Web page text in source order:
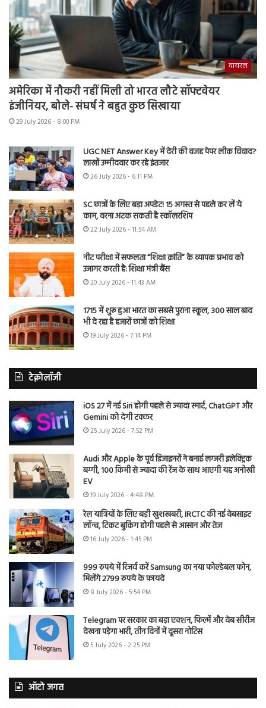
वायरल
अमेरिका में नौकरी नहीं मिली तो भारत लौटे सॉफ्टवेयर
इंजीनियर, बोले- संघर्ष ने बहुत कुछ सिखाया
29 July 2026 - 8:00 PM
UGC NET Answer Key में देरी की वजह पेपर लीक विवाद?
लाखों उम्मीदवार कर रहे इंतजार
26 July 2026 - 6:11 PM
SC छात्रों के लिए बड़ा अपडेट! 15 अगस्त से पहले कर लें ये
काम, वरना अटक सकती है स्कॉलरशिप
22 July 2026 - 11:54 AM
नीट परीक्षा में सफलता “शिक्षा क्रांति” के व्यापक प्रभाव को
उजागर करती है: शिक्षा मंत्री बैंस
20 July 2026 - 11:43 AM
1715 में शुरू हुआ भारत का सबसे पुराना स्कूल, 300 साल बाद
भी दे रहा है हजारों छात्रों को शिक्षा
19 July 2026 - 7:14 PM
टेक्नोलॉजी
iOS 27 में नई Siri होगी पहले से ज्यादा स्मार्ट, ChatGPT और
Gemini को देगी टक्कर
25 July 2026 - 7:52 PM
Audi और Apple के पूर्व डिजाइनरों ने बनाई लग्जरी इलेक्ट्रिक
बग्गी, 100 किमी से ज्यादा की रेंज के साथ आएगी यह अनोखी
EV
19 July 2026 - 4:48 PM
रेल यात्रियों के लिए बड़ी खुशखबरी, IRCTC की नई वेबसाइट
लॉन्च, टिकट बुकिंग होगी पहले से आसान और तेज
16 July 2026 - 1:45 PM
999 रुपये में रिजर्व करें Samsung का नया फोल्डेबल फोन,
मिलेंगे 2799 रुपये के फायदे
8 July 2026 - 5:54 PM
Telegram पर सरकार का बड़ा एक्शन, फिल्में और वेब सीरीज
देखना पड़ेगा भारी, तीन दिनों में दूसरा नोटिस
5 July 2026 - 2:25 PM
ऑटो जगत